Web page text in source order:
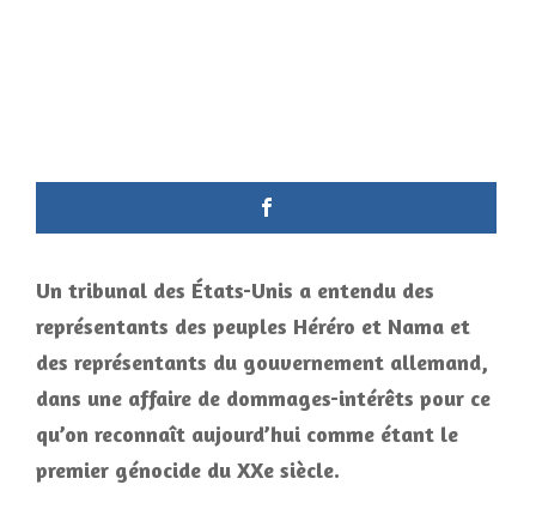
Un tribunal des États-Unis a entendu des
représentants des peuples Héréro et Nama et
des représentants du gouvernement allemand,
dans une affaire de dommages-intérêts pour ce
qu’on reconnaît aujourd’hui comme étant le
premier génocide du XXe siècle.